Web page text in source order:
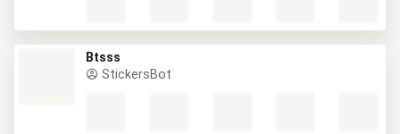
Btsss
StickersBot